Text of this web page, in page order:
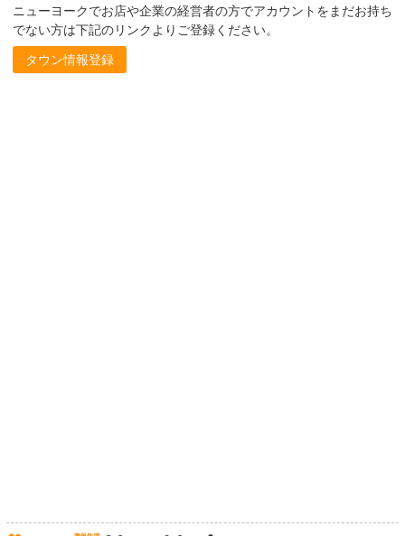
ニューヨークでお店や企業の経営者の方でアカウントをまだお持ち
でない方は下記のリンクよりご登録ください。
タウン情報登録